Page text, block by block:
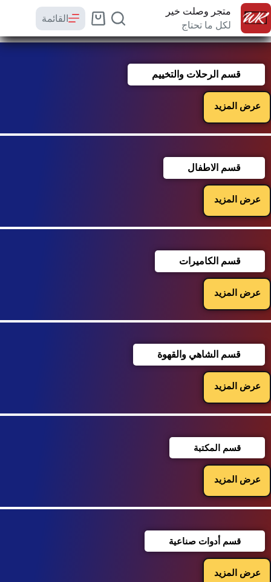
متجر وصلت خير
لكل ما تحتاج
القائمة
قسم الرحلات والتخييم
عرض المزيد
قسم الاطفال
عرض المزيد
قسم الكاميرات
عرض المزيد
قسم الشاهي والقهوة
عرض المزيد
قسم المكتبة
عرض المزيد
قسم أدوات صناعية
عرض المزيد